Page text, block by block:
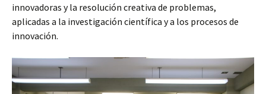
innovadoras y la resolución creativa de problemas,
aplicadas a la investigación científica y a los procesos de
innovación.